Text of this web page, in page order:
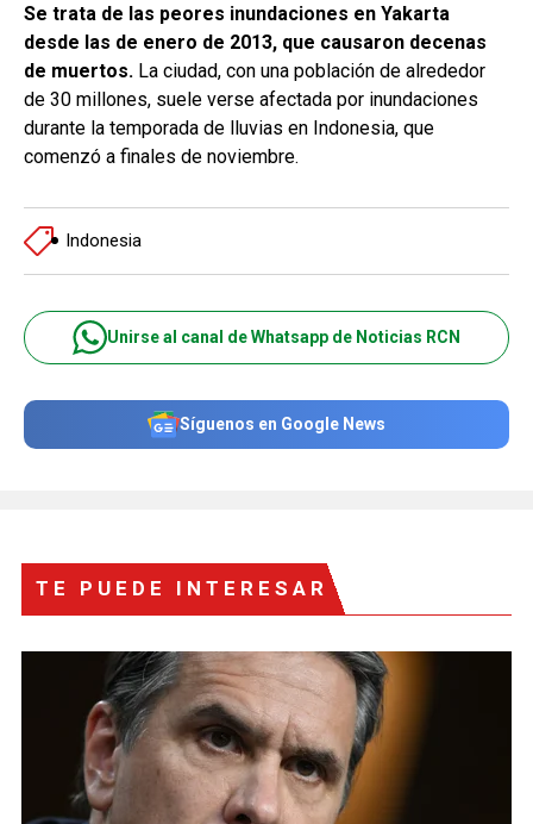
Se trata de las peores inundaciones en Yakarta
desde las de enero de 2013, que causaron decenas
de muertos. La ciudad, con una población de alrededor
de 30 millones, suele verse afectada por inundaciones
durante la temporada de lluvias en Indonesia, que
comenzó a finales de noviembre.
Indonesia
Unirse al canal de Whatsapp de Noticias RCN
Síguenos en Google News
TE PUEDE INTERESAR